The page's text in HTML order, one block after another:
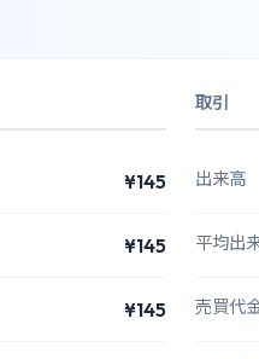
¥145
¥145
¥145
取引
出来高
平均出
売買代